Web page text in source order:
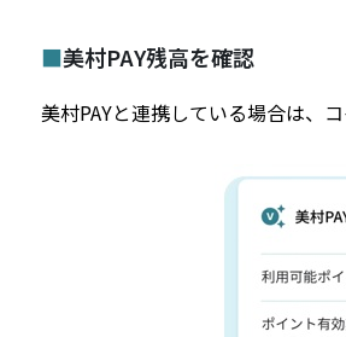
■美村PAY残高を確認
美村PAYと連携している場合は、